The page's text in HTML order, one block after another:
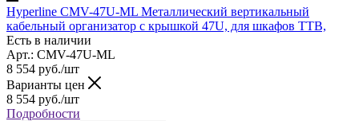
Hyperline CMV-47U-ML Металлический вертикальный
кабельный организатор с крышкой 47U, для шкафов TTB,
Есть в наличии
Арт.: CMV-47U-ML
8 554 руб./шт
Варианты цен
8 554 руб./шт
Подробности